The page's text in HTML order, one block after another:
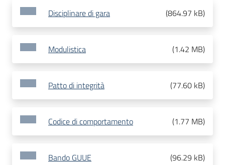
Disciplinare di gara (864.97 kB)
Modulistica (1.42 MB)
Patto di integrità (77.60 kB)
Codice di comportamento (1.77 MB)
Bando GUUE (96.29 kB)